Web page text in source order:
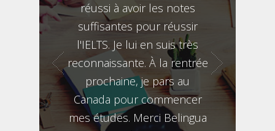
réussi à avoir les notes
suffisantes pour réussir
l'IELTS. Je lui en suis très
reconnaissante. À la rentrée
prochaine, je pars au
Canada pour commencer
mes études. Merci Belingua
dans cette
suis prêt
Belingua